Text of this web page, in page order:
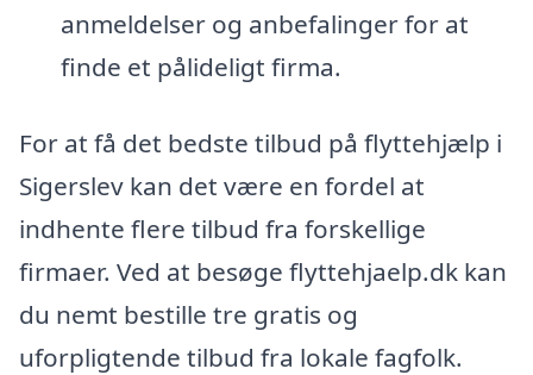
anmeldelser og anbefalinger for at
finde et pålideligt firma.
For at få det bedste tilbud på flyttehjælp i
Sigerslev kan det være en fordel at
indhente flere tilbud fra forskellige
firmaer. Ved at besøge flyttehjaelp.dk kan
du nemt bestille tre gratis og
uforpligtende tilbud fra lokale fagfolk.